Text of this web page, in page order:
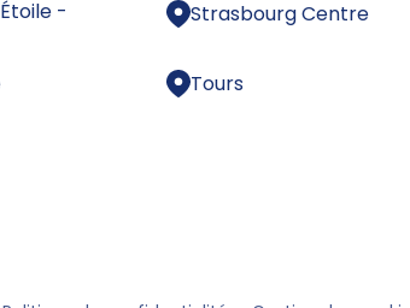
-
Strasbourg Centre
Tours